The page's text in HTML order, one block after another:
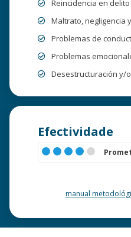
Reincidencia en delito
Maltrato, negligencia
Problemas de
Problemas
Desestructuración y/
Efectividade
manual